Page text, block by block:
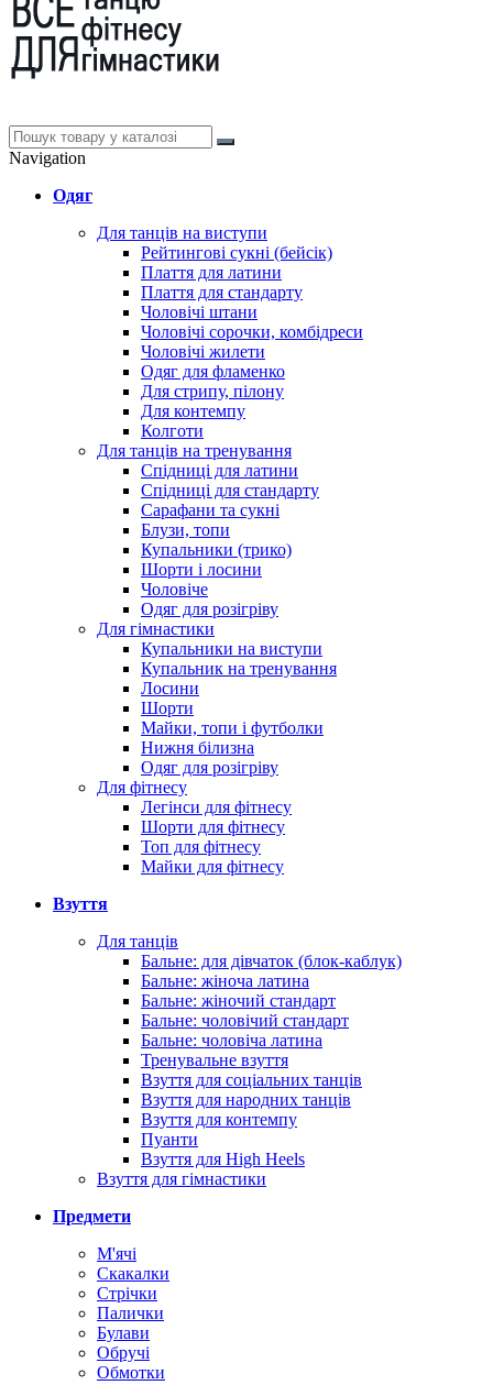
Navigation
Одяг
Для танців на виступи
Рейтингові сукні (бейсік)
Плаття для латини
Плаття для стандарту
Чоловічі штани
Чоловічі сорочки, комбідреси
Чоловічі жилети
Одяг для фламенко
Для стрипу, пілону
Для контемпу
Колготи
Для танців на тренування
Спідниці для латини
Спідниці для стандарту
Сарафани та сукні
Блузи, топи
Купальники (трико)
Шорти і лосини
Чоловіче
Одяг для розігріву
Для гімнастики
Купальники на виступи
Купальник на тренування
Лосини
Шорти
Майки, топи і футболки
Нижня білизна
Одяг для розігріву
Для фітнесу
Легінси для фітнесу
Шорти для фітнесу
Топ для фітнесу
Майки для фітнесу
Взуття
Для танців
Бальне: для дівчаток (блок-каблук)
Бальне: жіноча латина
Бальне: жіночий стандарт
Бальне: чоловічий стандарт
Бальне: чоловіча латина
Тренувальне взуття
Взуття для соціальних танців
Взуття для народних танців
Взуття для контемпу
Пуанти
Взуття для High Heels
Взуття для гімнастики
Предмети
М'ячі
Скакалки
Стрічки
Палички
Булави
Обручі
Обмотки